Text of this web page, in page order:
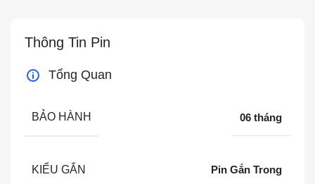
Thông Tin Pin
Tổng Quan
BẢO HÀNH 06 tháng
KIỂU GẮN Pin Gắn Trong